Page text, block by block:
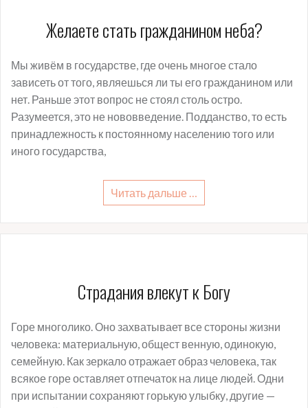
Желаете стать гражданином неба?
Мы живём в государстве, где очень многое стало
зависеть от того, являешься ли ты его гражданином или
нет. Раньше этот вопрос не стоял столь остро.
Разумеется, это не нововведение. Подданство, то есть
принадлежность к постоянному населению того или
иного государства,
Читать дальше …
Страдания влекут к Богу
Горе многолико. Оно захватывает все стороны жизни
человека: материальную, общест венную, одинокую,
семейную. Как зеркало отражает образ человека, так
всякое горе оставляет отпечаток на лице людей. Одни
при испытании сохраняют горькую улыбку, другие —